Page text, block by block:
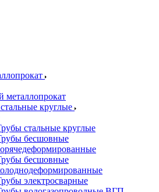
металлопрокат
круглые
стальные круглые
бесшовные
бесшовные
электросварные